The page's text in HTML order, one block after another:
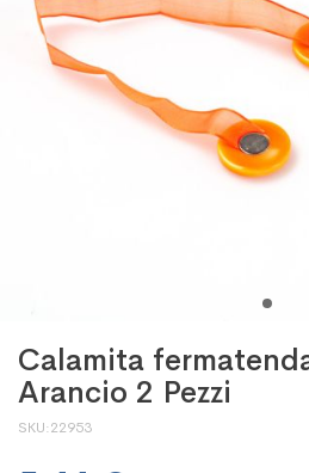
Calamita
Arancio 2 Pezzi
SKU 22953